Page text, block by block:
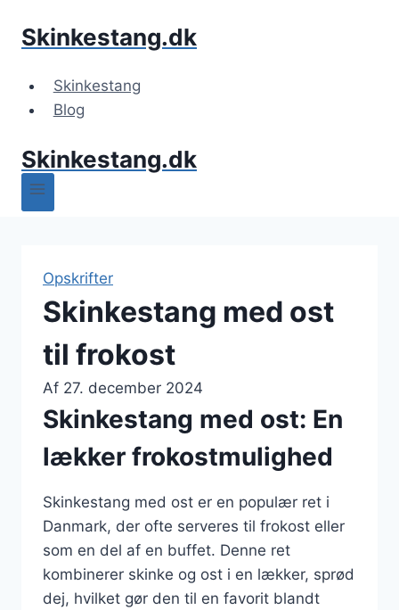
Skinkestang.dk
Skinkestang
Blog
Skinkestang.dk
Opskrifter
Skinkestang med ost
til frokost
Af 27. december 2024
Skinkestang med ost: En
lækker frokostmulighed
Skinkestang med ost er en populær ret i
Danmark, der ofte serveres til frokost eller
som en del af en buffet. Denne ret
kombinerer skinke og ost i en lækker, sprød
dej, hvilket gør den til en favorit blandt